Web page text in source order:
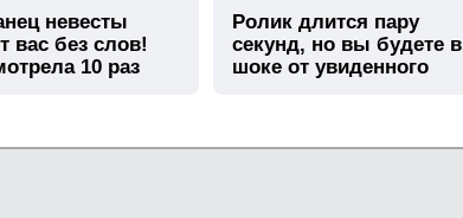
невесты
вас без слов!
10 раз
Ролик длится пару
секунд, но вы будете в
шоке от увиденного